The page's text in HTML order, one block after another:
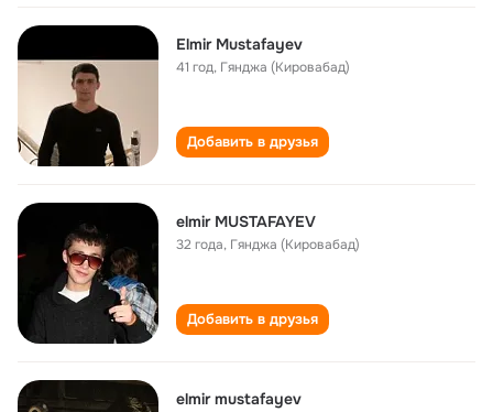
Elmir Mustafayev
41 год, Гянджа (Кировабад)
Добавить в друзья
elmir MUSTAFAYEV
32 года, Гянджа (Кировабад)
Добавить в друзья
elmir mustafayev